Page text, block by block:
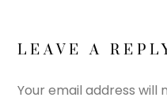
LEAVE A
Your email address will